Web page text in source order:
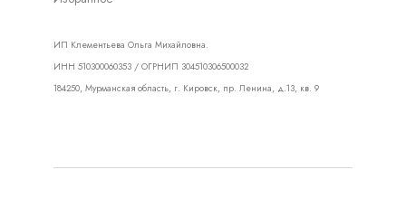
ИП Клементьева Ольга Михайловна.
ИНН 510300060353 / ОГРНИП 304510306500032
184250, Мурманская область, г. Кировск, пр. Ленина, д.13, кв. 9